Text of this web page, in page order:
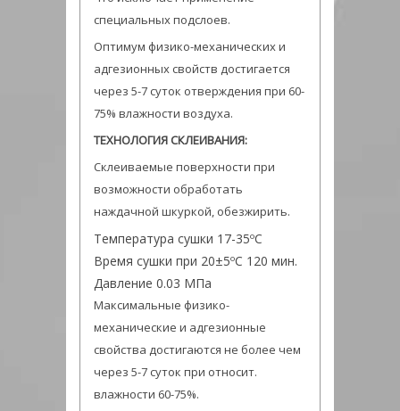
специальных подслоев.
Оптимум физико-механических и
адгезионных свойств достигается
через 5-7 суток отверждения при 60-
75% влажности воздуха.
ТЕХНОЛОГИЯ СКЛЕИВАНИЯ:
Склеиваемые поверхности при
возможности обработать
наждачной шкуркой, обезжирить.
Температура сушки 17-35ºС
Время сушки при 20±5ºС 120 мин.
Давление 0.03 МПа
Максимальные физико-
механические и адгезионные
свойства достигаются не более чем
через 5-7 суток при относит.
влажности 60-75%.